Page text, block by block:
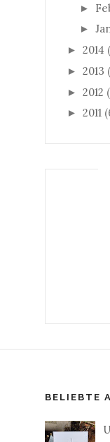
►
►
► 2014
► 2013
► 2012
► 2011
BELIEBTE